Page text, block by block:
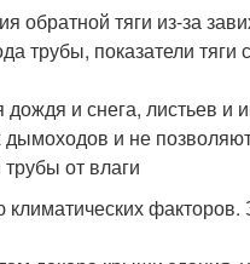
обратной тяги из-за
трубы, показатели тяги
и снега, листьев и
и не
от влаги
факторов.